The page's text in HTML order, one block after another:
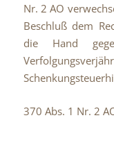
Nr. 2 AO
Beschluß dem
die Hand
370 Abs. 1 Nr. 2